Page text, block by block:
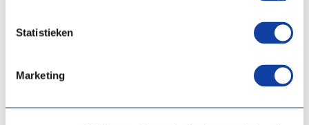
Statistieken
Marketing
Prix ​​de l'article: € 7.516,00